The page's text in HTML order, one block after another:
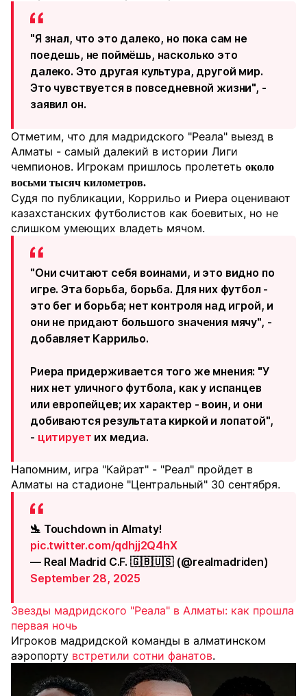
"Я знал, что это далеко, но пока сам не
поедешь, не поймёшь, насколько это
далеко. Это другая культура, другой мир.
Это чувствуется в повседневной жизни", -
заявил он.
Отметим, что для мадридского "Реала" выезд в
Алматы - самый далекий в истории Лиги
чемпионов. Игрокам пришлось пролететь около
восьми тысяч километров.
Судя по публикации, Коррильо и Риера оценивают
казахстанских футболистов как боевитых, но не
слишком умеющих владеть мячом.
"Они считают себя воинами, и это видно по
игре. Эта борьба, борьба. Для них футбол -
это бег и борьба; нет контроля над игрой, и
они не придают большого значения мячу", -
добавляет Каррильо.
Риера придерживается того же мнения: "У
них нет уличного футбола, как у испанцев
или европейцев; их характер - воин, и они
добиваются результата киркой и лопатой",
- цитирует их медиа.
Напомним, игра "Кайрат" - "Реал" пройдет в
Алматы на стадионе "Центральный" 30 сентября.
🛬 Touchdown in Almaty!
pic.twitter.com/qdhjj2Q4hX
— Real Madrid C.F. 🇬🇧🇺🇸 (@realmadriden)
September 28, 2025
Звезды мадридского "Реала" в Алматы: как прошла
первая ночь
Игроков мадридской команды в алматинском
аэропорту встретили сотни фанатов.